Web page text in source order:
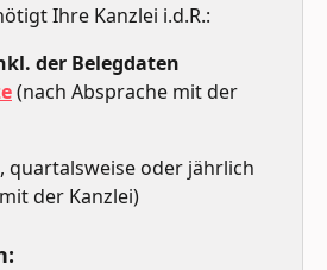
Ihre Kanzlei i.d.R.:
der Belegdaten
(nach Absprache mit der
quartalsweise oder jährlich
der Kanzlei)